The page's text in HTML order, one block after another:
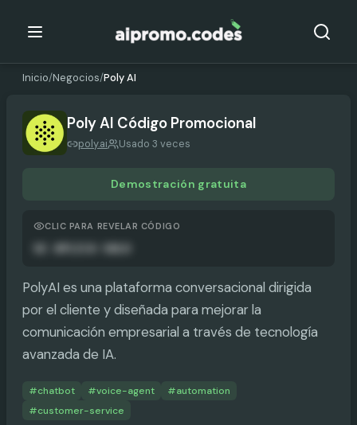
Inicio/Negocios/Poly AI
Poly AI Código Promocional
poly.ai Usado 3 veces
Demostración gratuita
CLIC PARA REVELAR CÓDIGO
PolyAI es una plataforma conversacional dirigida
por el cliente y diseñada para mejorar la
comunicación empresarial a través de tecnología
avanzada de IA.
#chatbot #voice-agent #automation
#customer-service